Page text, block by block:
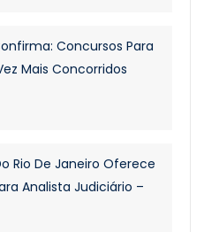
Concursos Para
Mais Concorridos
Rio De Janeiro Oferece
Analista Judiciário –